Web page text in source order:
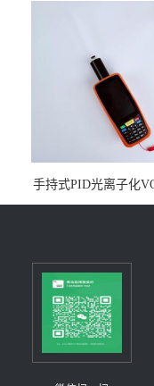
手持式PID光离子化
仪（挥发性有机物